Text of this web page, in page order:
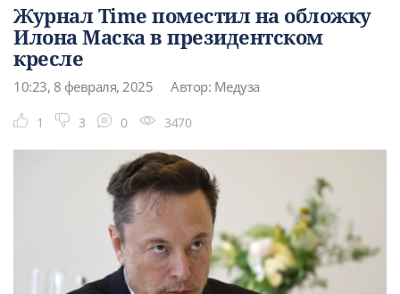
Журнал Time поместил на обложку
Илона Маска в президентском
кресле
10:23, 8 февраля, 2025 Автор: Медуза
1 3 0 3470